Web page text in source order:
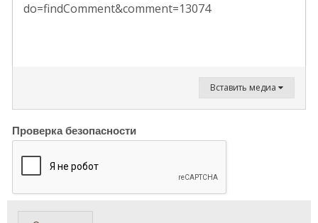
do=findComment&comment=13074
Вставить медиа
Проверка безопасности